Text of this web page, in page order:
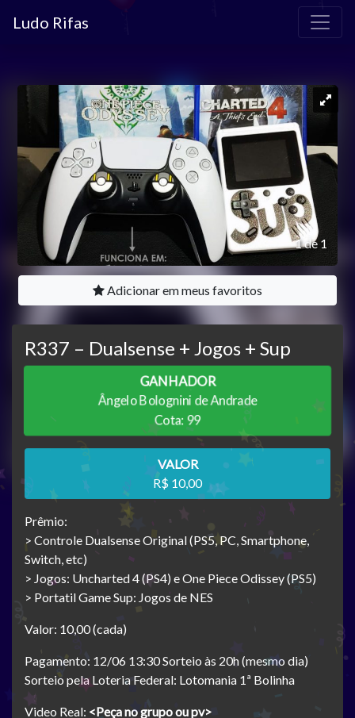
Ludo Rifas
1 de 1
Adicionar em meus favoritos
R337 – Dualsense + Jogos + Sup
GANHADOR
Ângelo Bolognini de Andrade
Cota: 99
VALOR
R$ 10,00
Prêmio:
> Controle Dualsense Original (PS5, PC, Smartphone,
Switch, etc)
> Jogos: Uncharted 4 (PS4) e One Piece Odissey (PS5)
> Portatil Game Sup: Jogos de NES
Valor: 10,00 (cada)
Pagamento: 12/06 13:30 Sorteio às 20h (mesmo dia)
Sorteio pela Loteria Federal: Lotomania 1ª Bolinha
Video Real: <Peça no grupo ou pv>